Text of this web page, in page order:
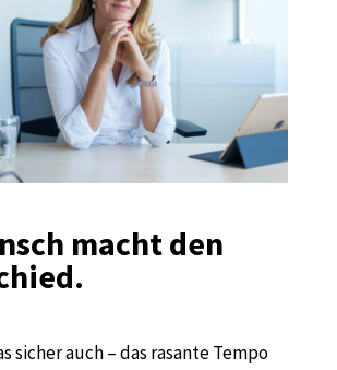
macht den
sicher auch – das rasante Tempo